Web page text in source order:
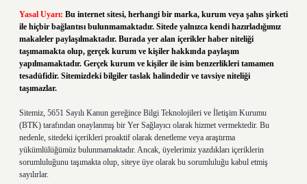
Yasal Uyarı: Bu internet sitesi, herhangi bir marka, kurum veya şahıs şirketi
ile hiçbir bağlantısı bulunmamaktadır. Sitede yalnızca kendi hazırladığımız
makaleler paylaşılmaktadır. Burada yer alan içerikler haber niteliği
taşımamakta olup, gerçek kurum ve kişiler hakkında paylaşım
yapılmamaktadır. Gerçek kurum ve kişiler ile isim benzerlikleri tamamen
tesadüfidir. Sitemizdeki bilgiler taslak halindedir ve tavsiye niteliği
taşımazlar.
Sitemiz, 5651 Sayılı Kanun gereğince Bilgi Teknolojileri ve İletişim Kurumu
(BTK) tarafından onaylanmış bir Yer Sağlayıcı olarak hizmet vermektedir. Bu
nedenle, sitedeki içerikleri proaktif olarak denetleme veya araştırma
yükümlülüğümüz bulunmamaktadır. Ancak, üyelerimiz yazdıkları içeriklerin
sorumluluğunu taşımakta olup, siteye üye olarak bu sorumluluğu kabul etmiş
sayılırlar.